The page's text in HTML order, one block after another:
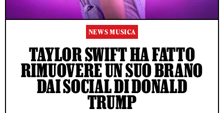
NEWS MUSICA
TAYLOR SWIFT HA FATTO
RIMUOVERE UN SUO BRANO
DAI SOCIAL DI DONALD
TRUMP